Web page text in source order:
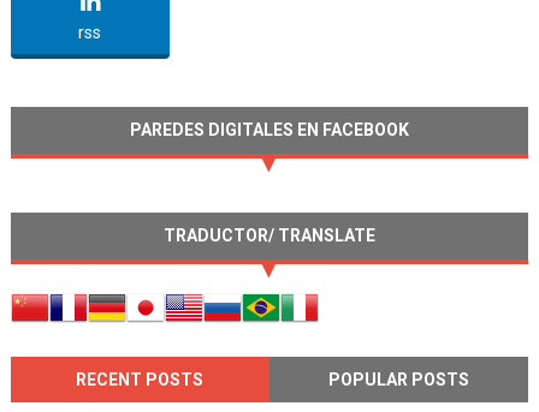
rss
PAREDES DIGITALES EN FACEBOOK
TRADUCTOR/ TRANSLATE
RECENT POSTS POPULAR POSTS